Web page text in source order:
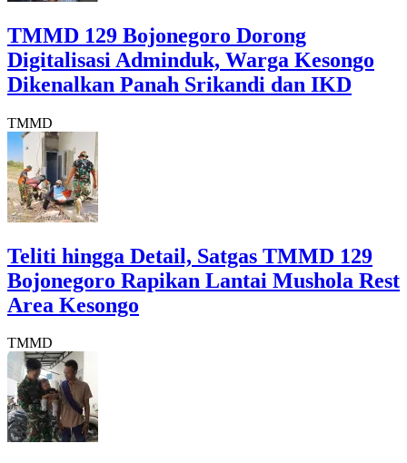
TMMD 129 Bojonegoro Dorong
Digitalisasi Adminduk, Warga Kesongo
Dikenalkan Panah Srikandi dan IKD
TMMD
Teliti hingga Detail, Satgas TMMD 129
Bojonegoro Rapikan Lantai Mushola Rest
Area Kesongo
TMMD